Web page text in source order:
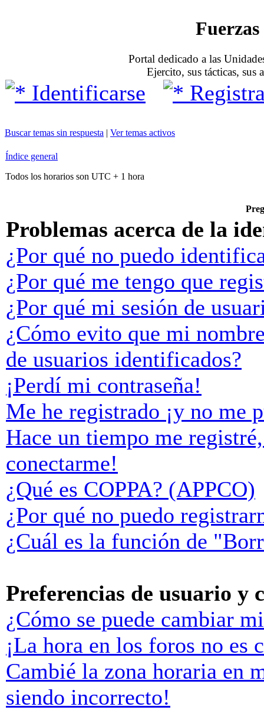
Portal dedicado a las
Ejercito, sus tácticas, sus
Identificarse
Buscar temas sin respuesta | Ver temas activos
Índice general
Todos los horarios son UTC + 1 hora
Problemas acerca de la
¿Por qué no puedo
¿Por qué me tengo que
¿Por qué mi sesión de
¿Cómo evito que mi
de usuarios identificados?
¡Perdí mi contraseña!
Me he registrado ¡y no me
Hace un tiempo me
conectarme!
¿Qué es COPPA? (APPCO)
¿Por qué no puedo
¿Cuál es la función de
Preferencias de usuario y
¿Cómo se puede cambiar
¡La hora en los foros no es
Cambié la zona horaria en
siendo incorrecto!